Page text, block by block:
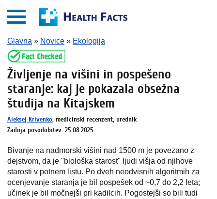
Glavna » Novice » Ekologija
Življenje na višini in pospešeno
staranje: kaj je pokazala obsežna
študija na Kitajskem
Aleksej Krivenko, medicinski recenzent, urednik
Zadnja posodobitev: 25.08.2025
Bivanje na nadmorski višini nad 1500 m je povezano z
dejstvom, da je "biološka starost" ljudi višja od njihove
starosti v potnem listu. Po dveh neodvisnih algoritmih za
ocenjevanje staranja je bil pospešek od ~0,7 do 2,2 leta;
učinek je bil močnejši pri kadilcih. Pogostejši so bili tudi